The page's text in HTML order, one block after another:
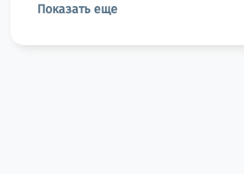
Показать еще